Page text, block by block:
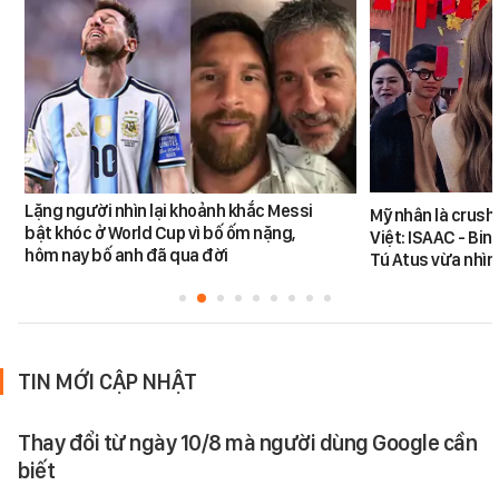
Lặng người nhìn lại khoảnh khắc Messi
bật khóc ở World Cup vì bố ốm nặng,
hôm nay bố anh đã qua đời
Mỹ nhân là
Việt: ISAAC -
Tú Atus vừa
TIN MỚI CẬP NHẬT
Thay đổi từ ngày 10/8 mà người dùng Google cần
biết